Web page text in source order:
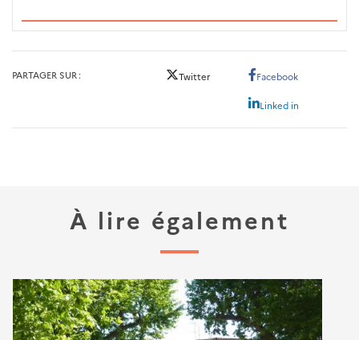
PARTAGER SUR Twitter Facebook
Linked in
À lire également